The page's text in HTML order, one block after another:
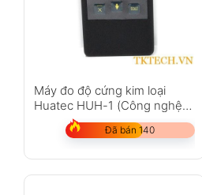
Máy đo độ cứng kim loại
Huatec HUH-1 (Công nghệ
siêu âm Đức)
Đã bán 140